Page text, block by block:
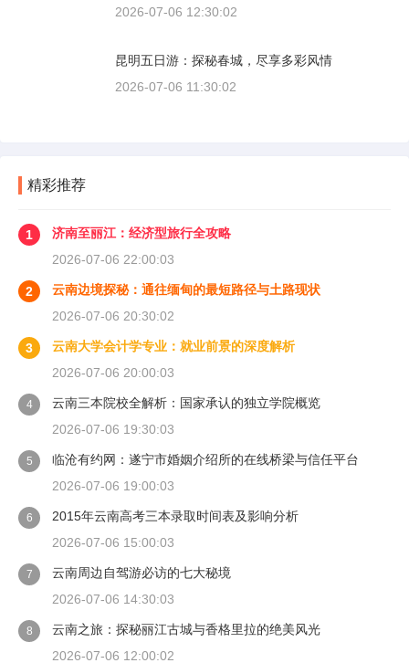
2026-07-06 12:30:02
昆明五日游：探秘春城，尽享多彩风情
2026-07-06 11:30:02
精彩推荐
1
济南至丽江：经济型旅行全攻略
2026-07-06 22:00:03
2
云南边境探秘：通往缅甸的最短路径与土路现状
2026-07-06 20:30:02
3
云南大学会计学专业：就业前景的深度解析
2026-07-06 20:00:03
4
云南三本院校全解析：国家承认的独立学院概览
2026-07-06 19:30:03
5
临沧有约网：遂宁市婚姻介绍所的在线桥梁与信任平台
2026-07-06 19:00:03
6
2015年云南高考三本录取时间表及影响分析
2026-07-06 15:00:03
7
云南周边自驾游必访的七大秘境
2026-07-06 14:30:03
8
云南之旅：探秘丽江古城与香格里拉的绝美风光
2026-07-06 12:00:02